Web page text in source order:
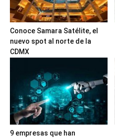
Conoce Samara Satélite, el
nuevo spot al norte de la
CDMX
9 empresas que han